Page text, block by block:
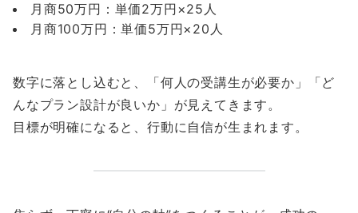
月商50万円：単価2万円×25人
月商100万円：単価5万円×20人
数字に落とし込むと、「何人の受講生が必要か」「ど
んなプラン設計が良いか」が見えてきます。
目標が明確になると、行動に自信が生まれます。